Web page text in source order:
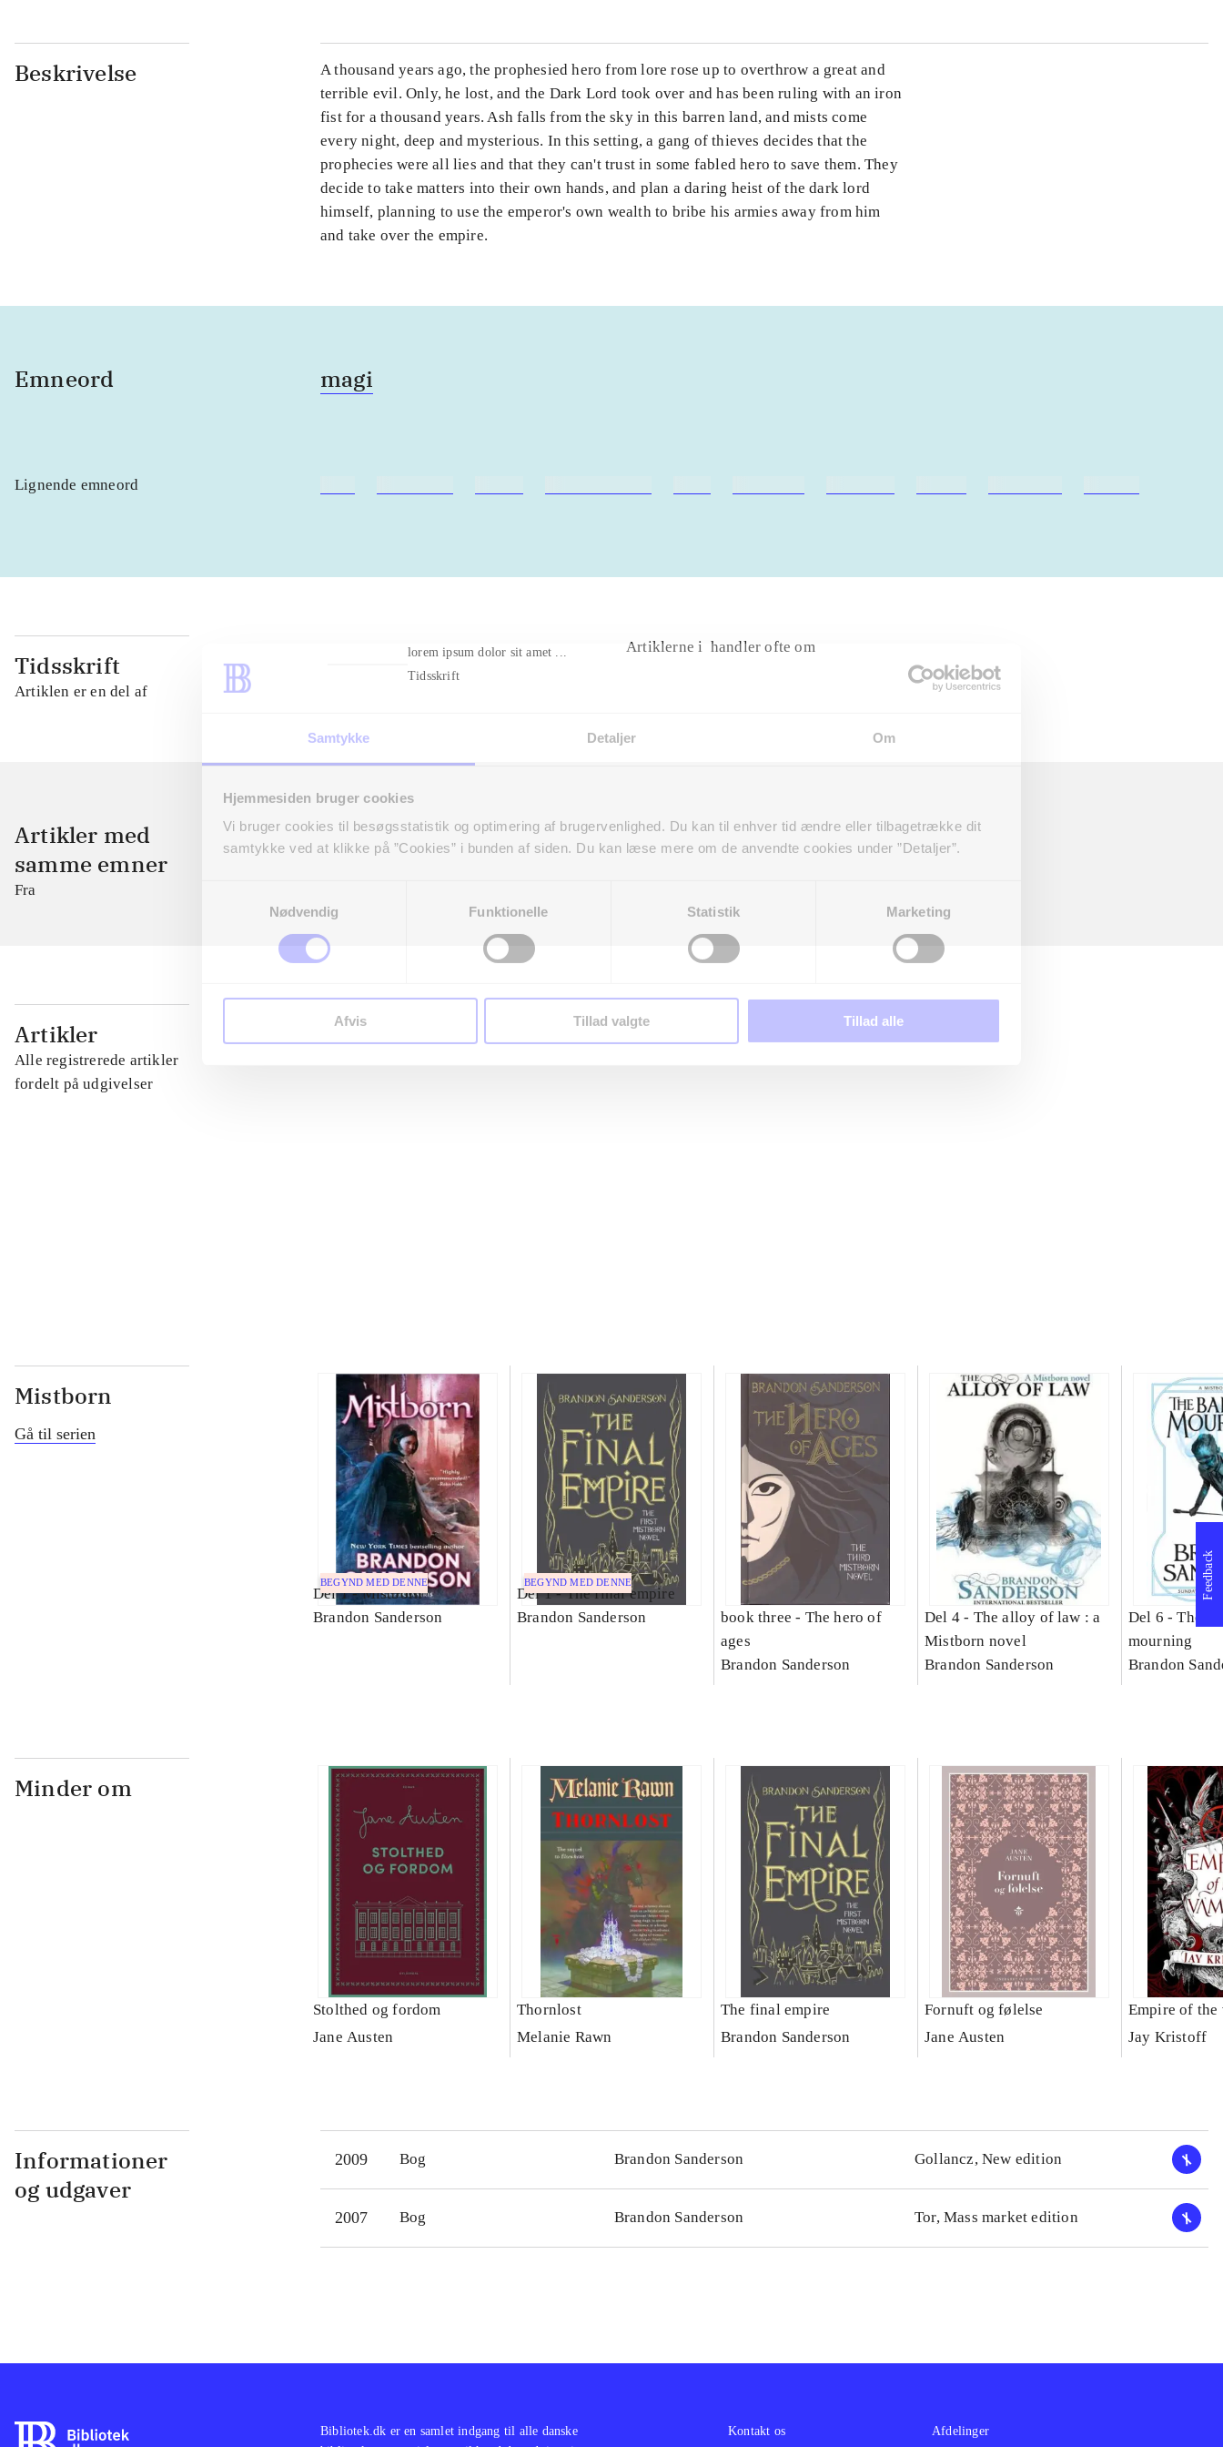
Samtykke Detaljer Om
Hjemmesiden bruger cookies
Vi bruger cookies til besøgsstatistik og optimering af brugervenlighed. Du kan til enhver tid ændre eller tilbagetrække dit
samtykke ved at klikke på ”Cookies” i bunden af siden. Du kan læse mere om de anvendte cookies under ”Detaljer”.
Nødvendig
Funktionelle Statistik Marketing
Afvis Tillad valgte Tillad alle
Beskrivelse
A thousand years ago, the prophesied hero from lore rose up to overthrow a great and
terrible evil. Only, he lost, and the Dark Lord took over and has been ruling with an iron
fist for a thousand years. Ash falls from the sky in this barren land, and mists come
every night, deep and mysterious. In this setting, a gang of thieves decides that the
prophecies were all lies and that they can't trust in some fabled hero to save them. They
decide to take matters into their own hands, and plan a daring heist of the dark lord
himself, planning to use the emperor's own wealth to bribe his armies away from him
and take over the empire.
Emneord magi
Lignende emneord
Tidsskrift
Artiklen er en del af
lorem ipsum dolor sit amet ...
Tidsskrift
Artiklerne i handler ofte om
Artikler med
samme emner
Fra
Artikler
Alle registrerede artikler
fordelt på udgivelser
Mistborn
Gå til serien
BEGYND MED DENNE
Del 1 -Mistborn
Brandon Sanderson
BEGYND MED DENNE
Del 1 -The final empire
Brandon Sanderson
book three - The hero of
ages
Brandon Sanderson
Del 4 - The alloy of law : a
Mistborn novel
Brandon Sanderson
Del 6 -The
mourning
Brandon
Minder om
Stolthed og fordom
Jane Austen
Thornlost
Melanie Rawn
The final empire
Brandon Sanderson
Fornuft og følelse
Jane Austen
Empire of the
Jay Kristoff
Informationer
og udgaver
2009 Bog Brandon Sanderson Gollancz, New edition
2007 Bog Brandon Sanderson Tor, Mass market edition
Feedback
Bibliotek.dk er en samlet indgang til alle danske
Kontakt os Afdelinger